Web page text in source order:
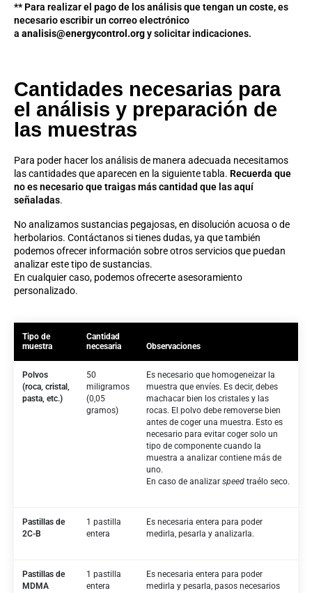
** Para realizar el pago de los análisis que tengan un coste, es
necesario escribir un correo electrónico
a analisis@energycontrol.orgy solicitar indicaciones.
Cantidades necesarias para
el análisis y preparación de
las muestras
Para poder hacer los análisis de manera adecuada necesitamos
las cantidades que aparecen en la siguiente tabla. Recuerda que
no es necesario que traigas más cantidad que las aquí
señaladas.
No analizamos sustancias pegajosas, en disolución acuosa o de
herbolarios. Contáctanos si tienes dudas, ya que también
podemos ofrecer información sobre otros servicios que puedan
analizar este tipo de sustancias.
En cualquier caso, podemos ofrecerte asesoramiento
personalizado.
Tipo de
muestra
Cantidad
necesaria
Observaciones
Polvos
(roca, cristal,
pasta, etc.)
50
miligramos
(0,05
gramos)
Es necesario que homogeneizar la
muestra que envíes. Es decir, debes
machacar bien los cristales y las
rocas. El polvo debe removerse bien
antes de coger una muestra. Esto es
necesario para evitar coger solo un
tipo de componente cuando la
muestra a analizar contiene más de
uno.
En caso de analizar speed traélo seco.
Pastillas de
2C-B
1 pastilla
entera
Es necesaria entera para poder
medirla, pesarla y analizarla.
Pastillas de
MDMA
1 pastilla
entera
Es necesaria entera para poder
medirla y pesarla, pasos necesarios